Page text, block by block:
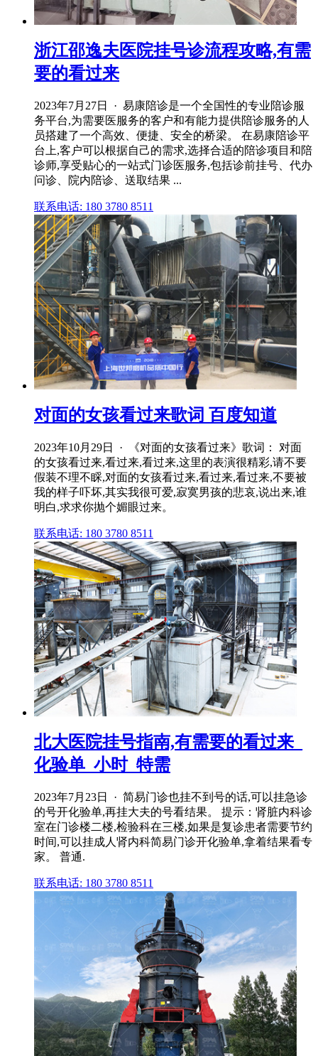
浙江邵逸夫医院挂号诊流程攻略,有需
要的看过来
2023年7月27日 · 易康陪诊是一个全国性的专业陪诊服
务平台,为需要医服务的客户和有能力提供陪诊服务的人
员搭建了一个高效、便捷、安全的桥梁。 在易康陪诊平
台上,客户可以根据自己的需求,选择合适的陪诊项目和陪
诊师,享受贴心的一站式门诊医服务,包括诊前挂号、代办
问诊、院内陪诊、送取结果 ...
联系电话: 180 3780 8511
对面的女孩看过来歌词 百度知道
2023年10月29日 · 《对面的女孩看过来》歌词： 对面
的女孩看过来,看过来,看过来,这里的表演很精彩,请不要
假装不理不睬,对面的女孩看过来,看过来,看过来,不要被
我的样子吓坏,其实我很可爱,寂寞男孩的悲哀,说出来,谁
明白,求求你抛个媚眼过来。
联系电话: 180 3780 8511
北大医院挂号指南,有需要的看过来_
化验单_小时_特需
2023年7月23日 · 简易门诊也挂不到号的话,可以挂急诊
的号开化验单,再挂大夫的号看结果。 提示：肾脏内科诊
室在门诊楼二楼,检验科在三楼,如果是复诊患者需要节约
时间,可以挂成人肾内科简易门诊开化验单,拿着结果看专
家。 普通.
联系电话: 180 3780 8511